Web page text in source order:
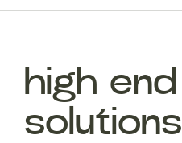
high end
solutions